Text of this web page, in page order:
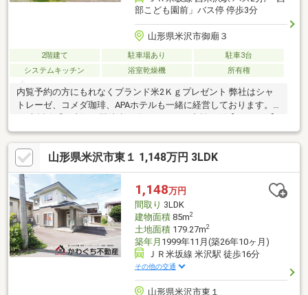
部こども園前」バス停 停歩3分
山形県米沢市御廟３
2階建て 駐車場あり
駐車3台
システムキッチン
浴室乾燥機 所有権
内覧予約の方にもれなくブランド米2Ｋｇプレゼント 弊社はシャ
トレーゼ、コメダ珈琲、APAホテルも一緒に経営しております。
（返済期間35年、金利0.7％、頭金なしの場合）◆即日のご案内に
も対応可能ですので、お気軽にご連絡下さい！
山形県米沢市東１ 1,148万円 3LDK
1,148万円
間取り 3LDK
建物面積85m2
土地面積179.27m2
築年月 1999年11月(築26年10ヶ月)
ＪＲ米坂線 米沢駅 徒歩16分
その他の交通
山形県米沢市東１